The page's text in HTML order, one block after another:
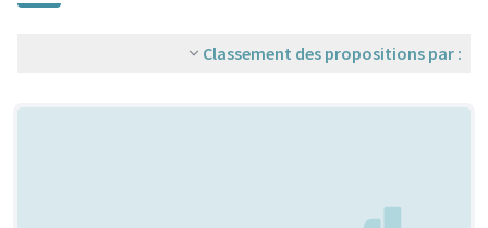
Classement des propositions par :